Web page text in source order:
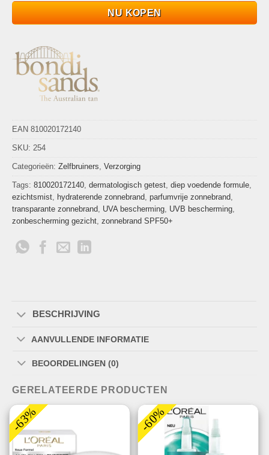
NU KOPEN
EAN 810020172140
SKU: 254
Categorieën: Zelfbruiners Verzorging
Tags: 810020172140 dermatologisch getest diep voedende formule
ezichtsmist hydraterende zonnebrand parfumvrije zonnebrand
transparante zonnebrand UVA bescherming UVB bescherming
zonbescherming gezicht zonnebrand SPF50+
BESCHRIJVING
AANVULLENDE INFORMATIE
BEOORDELINGEN (0)
GERELATEERDE PRODUCTEN
-63% -60%